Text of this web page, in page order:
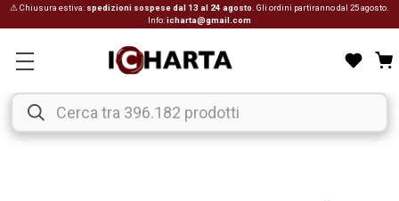
⚠ Chiusura estiva: spedizioni sospese dal 13 al 24 agosto . Gli ordini partiranno dal 25 agosto.
Info:icharta@gmail.com